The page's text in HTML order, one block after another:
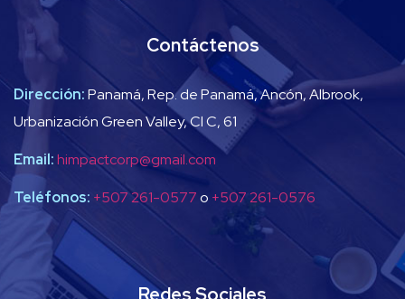
Contáctenos
Dirección:Panamá, Rep. de Panamá, Ancón, Albrook,
Urbanización Green Valley, Cl C, 61
Email:himpactcorp@gmail.com
Teléfonos: +507 261-0577o +507 261-0576
Redes Sociales